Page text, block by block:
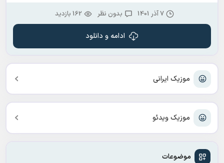
موزیک ایرانی
موزیک ویدئو
موضوعات
7 آذر 1401 بدون نظر 162 بازدید
ادامه و دانلود